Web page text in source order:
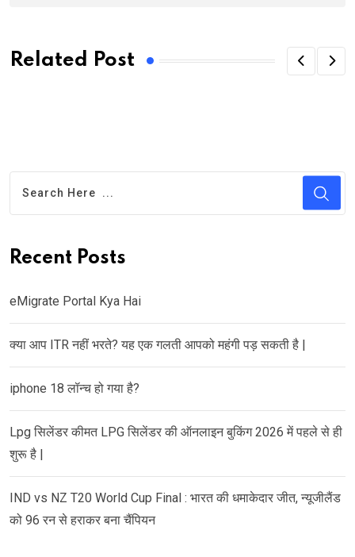
Related Post
Recent Posts
eMigrate Portal Kya Hai
क्या आप ITR नहीं भरते? यह एक गलती आपको महंगी पड़ सकती है |
iphone 18 लॉन्च हो गया है?
Lpg सिलेंडर कीमत LPG सिलेंडर की ऑनलाइन बुकिंग 2026 में पहले से ही
शुरू है |
IND vs NZ T20 World Cup Final : भारत की धमाकेदार जीत, न्यूजीलैंड
को 96 रन से हराकर बना चैंपियन